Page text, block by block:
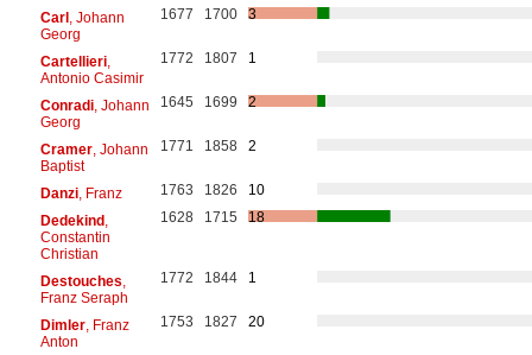
Carl, Johann
Georg
1677 1700 3
Cartellieri,
Antonio Casimir
1772 1807 1
Conradi, Johann
Georg
1645 1699 2
Cramer, Johann
Baptist
1771 1858 2
Danzi, Franz 1763 1826
10
Dedekind,
Constantin
Christian
1628 1715 18
Destouches
Franz Seraph
1772 1844 1
Dimler, Franz
Anton
1753 1827 20